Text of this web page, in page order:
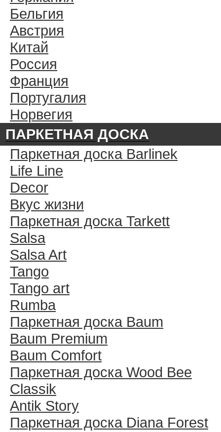
Бельгия
Австрия
Китай
Россия
Франция
Португалия
Норвегия
ПАРКЕТНАЯ ДОСКА
Паркетная доска Barlinek
Life Line
Decor
Вкус жизни
Паркетная доска Tarkett
Salsa
Salsa Art
Tango
Tango art
Rumba
Паркетная доска Baum
Baum Premium
Baum Comfort
Паркетная доска Wood Bee
Classik
Antik Story
Паркетная доска Diana Forest